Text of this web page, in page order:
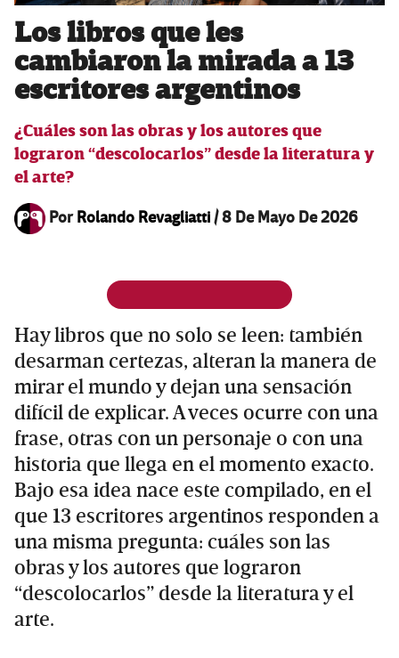
Los libros que les
cambiaron la mirada a 13
escritores argentinos
¿Cuáles son las obras y los autores que
lograron “descolocarlos” desde la literatura y
el arte?
PorRolando Revagliatti/8 De Mayo De 2026
Hay libros que no solo se leen: también
desarman certezas, alteran la manera de
mirar el mundo y dejan una sensación
difícil de explicar. A veces ocurre con una
frase, otras con un personaje o con una
historia que llega en el momento exacto.
Bajo esa idea nace este compilado, en el
que 13 escritores argentinos responden a
una misma pregunta: cuáles son las
obras y los autores que lograron
“descolocarlos” desde la literatura y el
arte.